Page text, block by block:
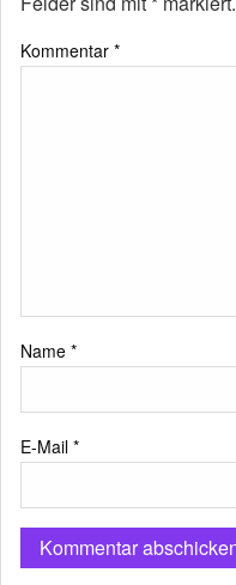
Kommentar *
Name *
E-Mail *